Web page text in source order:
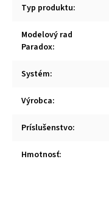
Typ produktu:
Modelový rad
Paradox:
Systém:
Výrobca:
Príslušenstvo:
Hmotnosť: